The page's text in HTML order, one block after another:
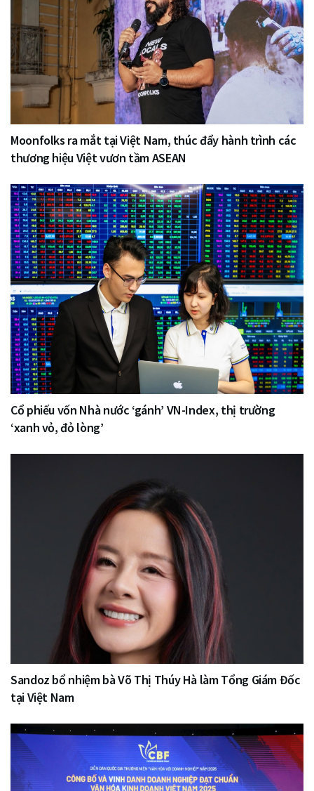
Moonfolks ra mắt tại Việt Nam, thúc đẩy hành trình các
thương hiệu Việt vươn tầm ASEAN
Cổ phiếu vốn Nhà nước ‘gánh’ VN-Index, thị trường
‘xanh vỏ, đỏ lòng’
Sandoz bổ nhiệm bà Võ Thị Thúy Hà làm Tổng Giám Đốc
tại Việt Nam